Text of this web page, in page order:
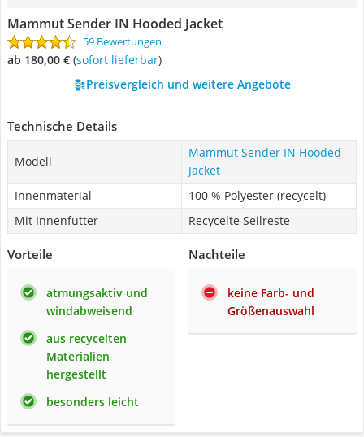
Mammut Sender IN Hooded Jacket
59 Bewertungen
ab 180,00 € ( Sofort lieferbar)
Preisvergleich und weitere Angebote
Technische Details
Modell
Mammut Sender IN Hooded
Jacket
Innenmaterial
100 % Polyester (recycelt)
Mit Innenfutter
Recycelte Seilreste
Vorteile
atmungsaktiv und
windabweisend
aus recycelten
Materialien
hergestellt
besonders leicht
Nachteile
keine Farb- und
Größenauswahl